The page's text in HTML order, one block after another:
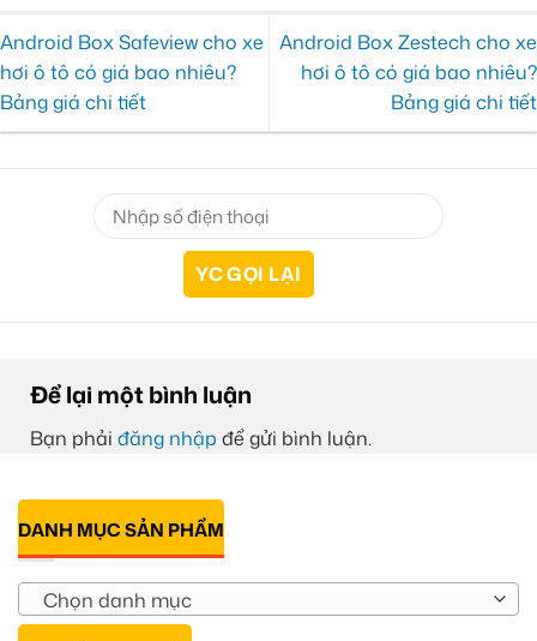
Android Box Safeview cho xe
hơi ô tô có giá bao nhiêu?
Bảng giá chi tiết
Android Box Zestech cho xe
hơi ô tô có giá bao nhiêu?
Bảng giá chi tiết
Để lại một bình luận
Bạn phải đăng nhập để gửi bình luận.
DANH MỤC SẢN PHẨM
Chọn danh mục